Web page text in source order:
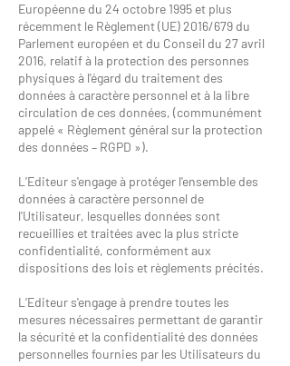
Européenne du 24 octobre 1995 et plus
récemment le Règlement (UE) 2016/679 du
Parlement européen et du Conseil du 27 avril
2016, relatif à la protection des personnes
physiques à l'égard du traitement des
données à caractère personnel et à la libre
circulation de ces données, (communément
appelé « Règlement général sur la protection
des données – RGPD »).
L’Editeur s'engage à protéger l'ensemble des
données à caractère personnel de
l'Utilisateur, lesquelles données sont
recueillies et traitées avec la plus stricte
confidentialité, conformément aux
dispositions des lois et règlements précités.
L’Editeur s'engage à prendre toutes les
mesures nécessaires permettant de garantir
la sécurité et la confidentialité des données
personnelles fournies par les Utilisateurs du